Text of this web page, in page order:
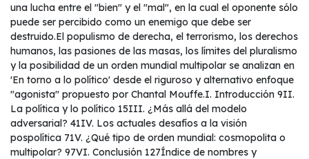
una lucha entre el "bien" y el "mal", en la cual el oponente sólo
puede ser percibido como un enemigo que debe ser
destruido.El populismo de derecha, el terrorismo, los derechos
humanos, las pasiones de las masas, los límites del pluralismo
y la posibilidad de un orden mundial multipolar se analizan en
'En torno a lo político' desde el riguroso y alternativo enfoque
"agonista" propuesto por Chantal Mouffe.I. Introducción 9II.
La política y lo político 15III. ¿Más allá del modelo
adversarial? 41IV. Los actuales desafíos a la visión
pospolítica 71V. ¿Qué tipo de orden mundial: cosmopolita o
multipolar? 97VI. Conclusión 127Índice de nombres y